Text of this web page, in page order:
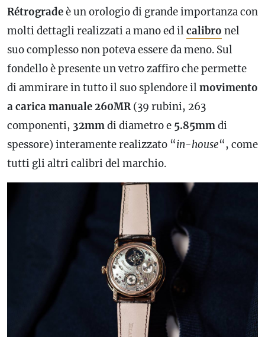
Rétrogradeè un orologio di grande importanza con
molti dettagli realizzati a mano ed ilcalibro nel
suo complesso non poteva essere da meno. Sul
fondello è presente un vetro zaffiro che permette
di ammirare in tutto il suo splendore ilmovimento
a carica manuale 260MR(39 rubini, 263
componenti, 32mmdi diametro e 5.85mmdi
spessore) interamente realizzato “in-house“, come
tutti gli altri calibri del marchio.